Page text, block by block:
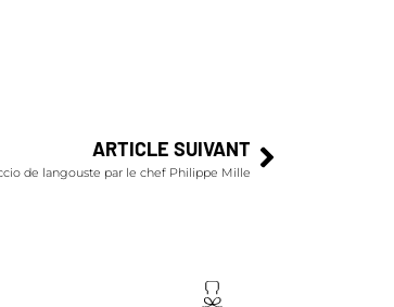
ARTICLE SUIVANT
de langouste par le chef Philippe Mille